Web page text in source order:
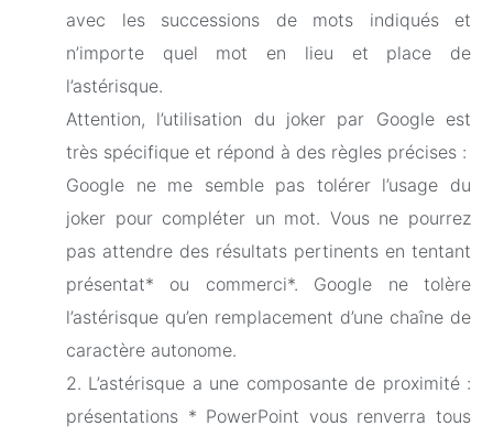
avec les successions de mots indiqués et
n’importe quel mot en lieu et place de
l’astérisque.
Attention, l’utilisation du joker par Google est
très spécifique et répond à des règles précises :
Google ne me semble pas tolérer l’usage du
joker pour compléter un mot. Vous ne pourrez
pas attendre des résultats pertinents en tentant
présentat* ou commerci*. Google ne tolère
l’astérisque qu’en remplacement d’une chaîne de
caractère autonome.
2. L’astérisque a une composante de proximité :
présentations * PowerPoint vous renverra tous